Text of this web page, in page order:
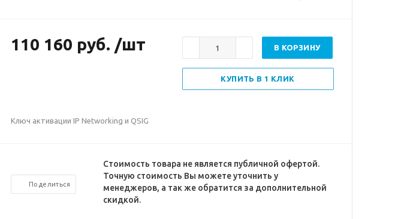
110 160 руб. /шт В КОРЗИНУ
КУПИТЬ В 1 КЛИК
Ключ активации IP Networking и QSIG
Поделиться
Стоимость товара не является публичной офертой.
Точную стоимость Вы можете уточнить у
менеджеров, а так же обратится за дополнительной
скидкой.